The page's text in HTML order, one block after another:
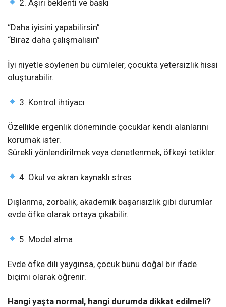
2. Aşırı beklenti ve baskı
“Daha iyisini yapabilirsin”
“Biraz daha çalışmalısın”
İyi niyetle söylenen bu cümleler, çocukta yetersizlik hissi
oluşturabilir.
3. Kontrol ihtiyacı
Özellikle ergenlik döneminde çocuklar kendi alanlarını
korumak ister.
Sürekli yönlendirilmek veya denetlenmek, öfkeyi tetikler.
4. Okul ve akran kaynaklı stres
Dışlanma, zorbalık, akademik başarısızlık gibi durumlar
evde öfke olarak ortaya çıkabilir.
5. Model alma
Evde öfke dili yaygınsa, çocuk bunu doğal bir ifade
biçimi olarak öğrenir.
Hangi yaşta normal, hangi durumda dikkat edilmeli?